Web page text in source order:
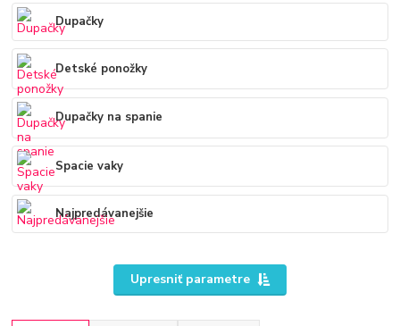
Dupačky
Detské ponožky
Dupačky na spanie
Spacie vaky
Najpredávanejšie
Upresniť parametre